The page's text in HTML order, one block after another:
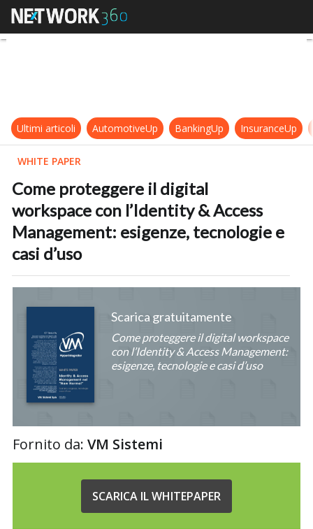
Come proteggere il digital
Ultimi articoli AutomotiveUp BankingUp InsuranceUp
WHITE PAPER
Come proteggere il digital
workspace con l’Identity & Access
Management: esigenze, tecnologie e
casi d’uso
Scarica gratuitamente
Come proteggere il digital workspace
con l’Identity & Access Management:
esigenze, tecnologie e casi d’uso
Fornito da:VM Sistemi
SCARICA IL WHITEPAPER